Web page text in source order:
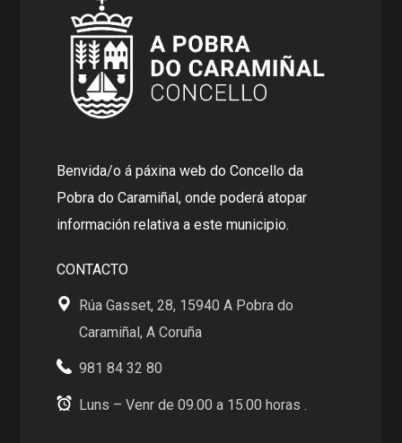
Benvida/o á páxina web do Concello da
Pobra do Caramiñal, onde poderá atopar
información relativa a este municipio.
CONTACTO
Rúa Gasset, 28, 15940 A Pobra do
Caramiñal, A Coruña
981 84 32 80
Luns – Venr de 09.00 a 15.00 horas .